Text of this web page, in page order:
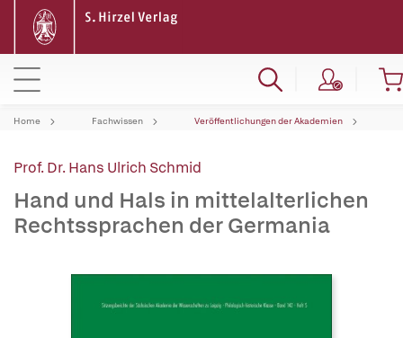
Home Fachwissen Veröffentlichungen der Akademien
Prof. Dr. Hans Ulrich Schmid
Hand und Hals in mittelalterlichen
Rechtssprachen der Germania